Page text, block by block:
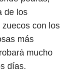
de los
zuecos con los
más
mucho
días.